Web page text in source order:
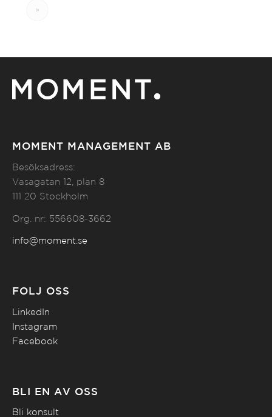
»
MOMENT MANAGEMENT AB
Besöksadress:
Vasagatan 12, plan 8
111 20 Stockholm
Org. nr: 556608-3662
info@moment.se
FÖLJ OSS
LinkedIn
Instagram
Facebook
BLI EN AV OSS
Bli konsult